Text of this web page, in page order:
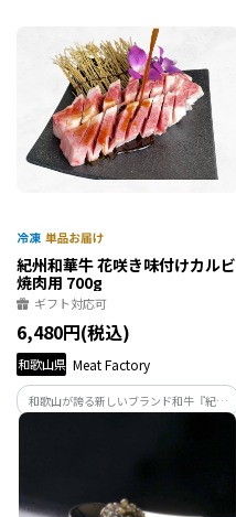
じ込めた和歌山県のご当地コロッケを是
非ご堪能ください。
紀州和華牛 花咲き味付けカルビ
焼肉用 700g
ギフト対応可
6,480円(税込)
和歌山県 Meat Factory
和歌山が誇る新しいブランド和牛『紀州
味ください。